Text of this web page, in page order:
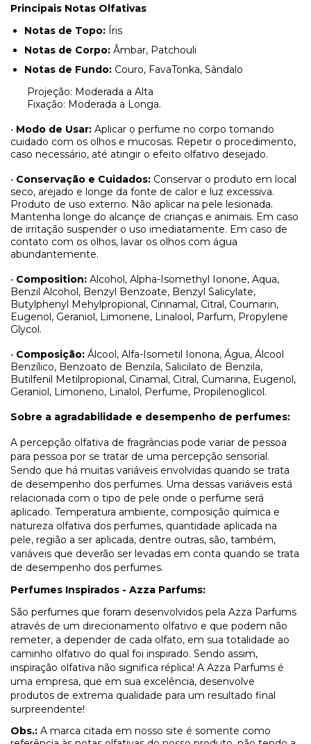
Principais Notas Olfativas
Notas de Topo: Íris
Notas de Corpo: Âmbar, Patchouli
Notas de Fundo: Couro, FavaTonka, Sândalo
Projeção: Moderada a Alta
Fixação: Moderada a Longa.
• Modo de Usar: Aplicar o perfume no corpo tomando
cuidado com os olhos e mucosas. Repetir o procedimento,
caso necessário, até atingir o efeito olfativo desejado.
• Conservação e Cuidados: Conservar o produto em local
seco, arejado e longe da fonte de calor e luz excessiva.
Produto de uso externo. Não aplicar na pele lesionada.
Mantenha longe do alcançe de crianças e animais. Em caso
de irritação suspender o uso imediatamente. Em caso de
contato com os olhos, lavar os olhos com água
abundantemente.
• Composition: Alcohol, Alpha-Isomethyl Ionone, Aqua,
Benzil Alcohol, Benzyl Benzoate, Benzyl Salicylate,
Butylphenyl Mehylpropional, Cinnamal, Citral, Coumarin,
Eugenol, Geraniol, Limonene, Linalool, Parfum, Propylene
Glycol.
• Composição: Álcool, Alfa-Isometil Ionona, Água, Álcool
Benzílico, Benzoato de Benzila, Salicilato de Benzila,
Butilfenil Metilpropional, Cinamal, Citral, Cumarina, Eugenol,
Geraniol, Limoneno, Linalol, Perfume, Propilenoglicol.
Sobre a agradabilidade e desempenho de perfumes:
A percepção olfativa de fragrâncias pode variar de pessoa
para pessoa por se tratar de uma percepção sensorial.
Sendo que há muitas variáveis envolvidas quando se trata
de desempenho dos perfumes. Uma dessas variáveis está
relacionada com o tipo de pele onde o perfume será
aplicado. Temperatura ambiente, composição química e
natureza olfativa dos perfumes, quantidade aplicada na
pele, região a ser aplicada, dentre outras, são, também,
variáveis que deverão ser levadas em conta quando se trata
de desempenho dos perfumes.
Perfumes Inspirados - Azza Parfums:
São perfumes que foram desenvolvidos pela Azza Parfums
através de um direcionamento olfativo e que podem não
remeter, a depender de cada olfato, em sua totalidade ao
caminho olfativo do qual foi inspirado. Sendo assim,
inspiração olfativa não significa réplica! A Azza Parfums é
uma empresa, que em sua excelência, desenvolve
produtos de extrema qualidade para um resultado final
surpreendente!
Obs.: A marca citada em nosso site é somente como